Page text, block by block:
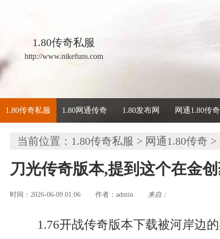
1.80传奇私服
http://www.nikefuns.com
1.80传奇私服 1.80网通传奇 1.80发布网 网通1.80传奇
当前位置： 1.80传奇私服 > 网通1.80传奇 >
刀光传奇版本,提到这个在金
时间：2026-06-09 01:06 作者： admin 来自：
1.76开战传奇版本下载被河岸边